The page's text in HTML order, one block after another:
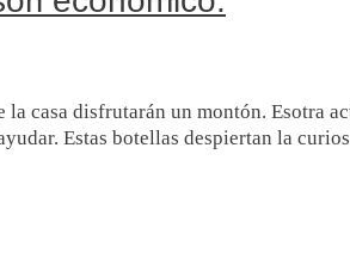
casa disfrutarán un montón. Esotra
Estas botellas despiertan la